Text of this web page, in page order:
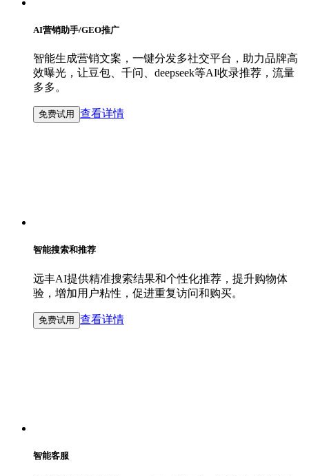
AI营销助手/GEO推广
智能生成营销文案，一键分发多社交平台，助力品牌高
效曝光，让豆包、千问、deepseek等AI收录推荐，流量
多多。
免费试用 查看详情
智能搜索和推荐
远丰AI提供精准搜索结果和个性化推荐，提升购物体
验，增加用户粘性，促进重复访问和购买。
免费试用 查看详情
智能客服